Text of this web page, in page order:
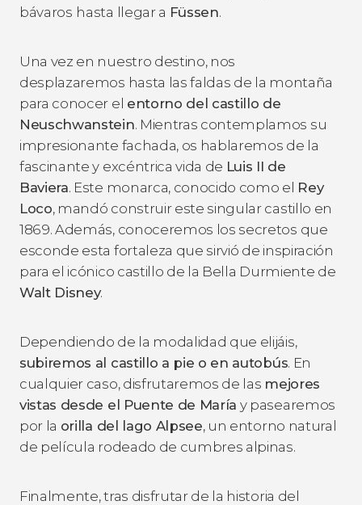
bávaros hasta llegar a Füssen.
Una vez en nuestro destino, nos
desplazaremos hasta las faldas de la montaña
para conocer el entorno del castillo de
Neuschwanstein. Mientras contemplamos su
impresionante fachada, os hablaremos de la
fascinante y excéntrica vida de Luis II de
Baviera. Este monarca, conocido como el Rey
Loco, mandó construir este singular castillo en
1869. Además, conoceremos los secretos que
esconde esta fortaleza que sirvió de inspiración
para el icónico castillo de la Bella Durmiente de
Walt Disney.
Dependiendo de la modalidad que elijáis,
subiremos al castillo a pie o en autobús. En
cualquier caso, disfrutaremos de las mejores
vistas desde el Puente de María y pasearemos
por la orilla del lago Alpsee, un entorno natural
de película rodeado de cumbres alpinas.
Finalmente, tras disfrutar de la historia del